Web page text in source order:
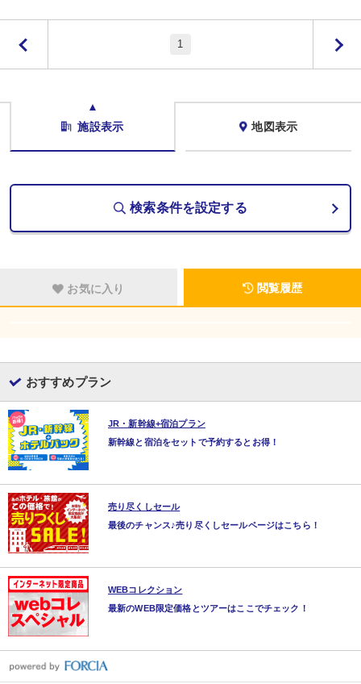
1
施設表示 地図表示
検索条件を設定する
お気に入り 閲覧履歴
おすすめプラン
JR・新幹線+宿泊プラン
新幹線と宿泊をセットで予約するとお得！
売り尽くしセール
最後のチャンス♪売り尽くしセールページはこちら！
WEBコレクション
最新のWEB限定価格とツアーはここでチェック！